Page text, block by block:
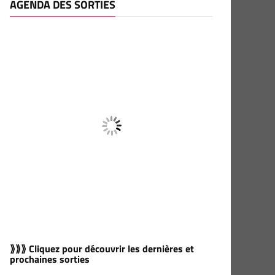
AGENDA DES SORTIES
⟫⟫⟫ Cliquez pour découvrir les dernières et
prochaines sorties